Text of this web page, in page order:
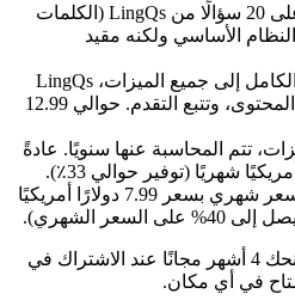
— يقتصر على 20 سؤالًا من LingQs (الكلمات
الأساسي ولكنه مقيد
- الوصول الكامل إلى جميع الميزات، LingQs
غير المحدودة، واستيراد المحتوى، وتتبع التقدم. حوالي 12.99
تتم المحاسبة عنها سنويًا. عادةً
- أفضل سعر شهري بسعر 7.99 دولارًا أمريكيًا
الشهري).
يمنحك 4 أشهر مجانًا عند الاشتراك في